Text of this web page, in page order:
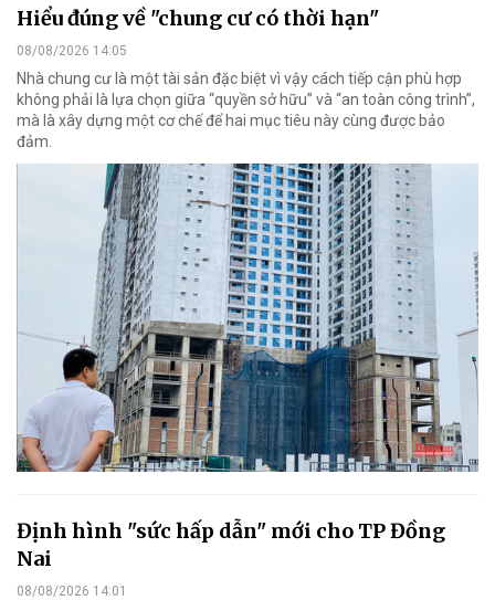
Hiểu đúng về "chung cư có thời hạn"
08/08/2026 14:05
Nhà chung cư là một tài sản đặc biệt vì vậy cách tiếp cận phù hợp
không phải là lựa chọn giữa “quyền sở hữu” và “an toàn công trình”,
mà là xây dựng một cơ chế để hai mục tiêu này cùng được bảo
đảm.
Định hình "sức hấp dẫn" mới cho TP Đồng
Nai
08/08/2026 14:01